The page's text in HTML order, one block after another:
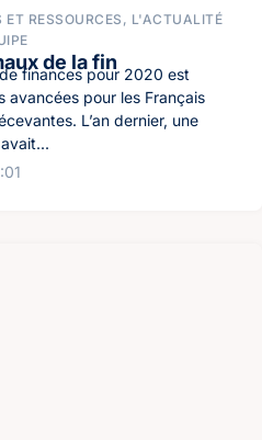
RESSOURCES , L'ACTUALITÉ
de la fin
finances pour 2020 est
avancées pour les Français
L’an dernier, une